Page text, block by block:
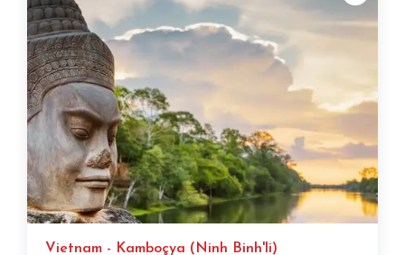
Vietnam - Kamboçya (Ninh Binh'li)